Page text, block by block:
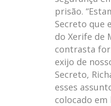
prisão.
Secreto que
do Xerife de
contrasta
exijo de
Secreto,
esses
colocado